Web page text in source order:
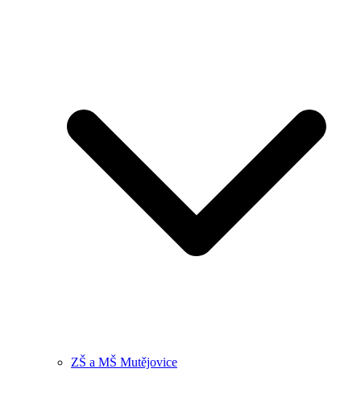
ZŠ a MŠ Mutějovice